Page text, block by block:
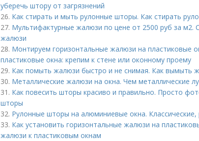
уберечь штору от загрязнений
26. Как стирать и мыть рулонные шторы. Как стирать
27. Мультифактурные жалюзи по цене от 2500 руб за м2.
жалюзи
28. Монтируем горизонтальные жалюзи на пластиковые
пластиковые окна: крепим к стене или оконному проему
29. Как помыть жалюзи быстро и не снимая. Как вымыть
30. Металлические жалюзи на окна. Чем металлические
31. Как повесить шторы красиво и правильно. Просто
шторы
32. Рулонные шторы на алюминиевые окна. Классические,
33. Как установить горизонтальные жалюзи на
жалюзи к пластиковым окнам